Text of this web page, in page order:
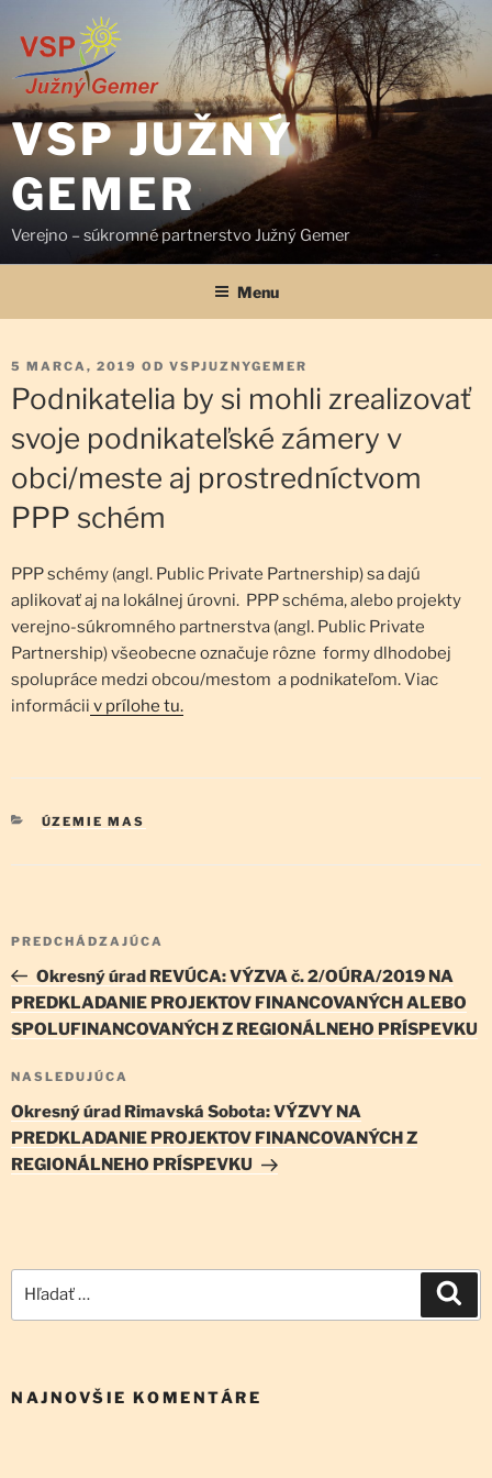
VSP JUŽNÝ
GEMER
Verejno – súkromné partnerstvo Južný Gemer
Menu
PUBLIKOVANÉ
5 MARCA, 2019 OD VSPJUZNYGEMER
Podnikatelia by si mohli zrealizovať
svoje podnikateľské zámery v
obci/meste aj prostredníctvom
PPP schém
PPP schémy (angl. Public Private Partnership) sa dajú
aplikovať aj na lokálnej úrovni. PPP schéma, alebo projekty
verejno-súkromného partnerstva (angl. Public Private
Partnership) všeobecne označuje rôzne formy dlhodobej
spolupráce medzi obcou/mestom a podnikateľom. Viac
informácii v prílohe tu.
KATEGÓRIE
ÚZEMIE MAS
Navigácia
článku
Predchádzajúci
článok
PREDCHÁDZAJÚCA
Okresný úrad REVÚCA: VÝZVA č. 2/OÚRA/2019 NA
PREDKLADANIE PROJEKTOV FINANCOVANÝCH ALEBO
SPOLUFINANCOVANÝCH Z REGIONÁLNEHO PRÍSPEVKU
Ďalší
článok
NASLEDUJÚCA
Okresný úrad Rimavská Sobota: VÝZVY NA
PREDKLADANIE PROJEKTOV FINANCOVANÝCH Z
REGIONÁLNEHO PRÍSPEVKU
NAJNOVŠIE KOMENTÁRE